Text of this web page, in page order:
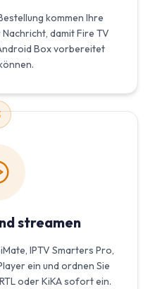
kommen Ihre
damit Fire TV
Box vorbereitet
streamen
IPTV Smarters Pro,
ein und ordnen Sie
oder KiKA sofort ein.